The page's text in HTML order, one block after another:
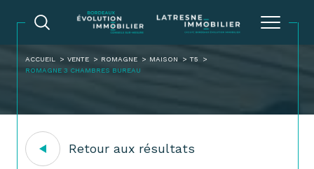
ACCUEIL VENTE ROMAGNE MAISON
T5
ROMAGNE 3 CHAMBRES BUREAU
Retour aux résultats